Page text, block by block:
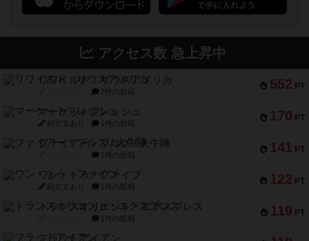
アクセス数 急上昇中
552 PT
リワイルド：サウスアメリカ
2件の投稿
170 PT
マーケットフレッシュ
紹介文あり 1件の投稿
141 PT
ファイアー・ブルズ / 火牛陣
1件の投稿
122 PT
ワン・トゥ・ファイブ
紹介文あり 1件の投稿
119 PT
トランスオリエント・エクスプレス
1件の投稿
フラットアイアン